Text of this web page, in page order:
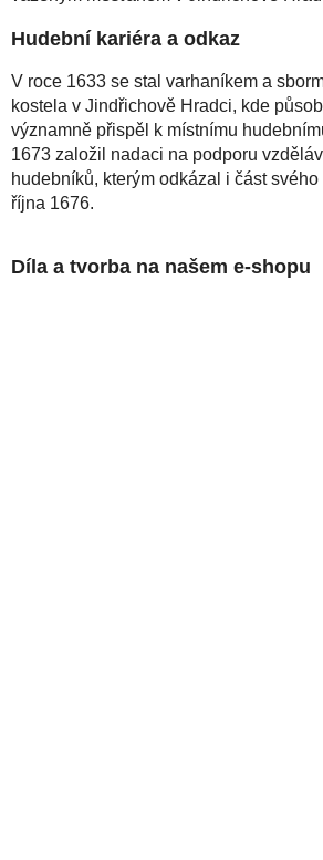
Hudební kariéra a odkaz
V roce 1633 se stal varhaníkem a
kostela v Jindřichově Hradci, kde
významně přispěl k místnímu
1673 založil nadaci na podporu
hudebníků, kterým odkázal i část
října 1676.
Díla a tvorba na našem e-shopu